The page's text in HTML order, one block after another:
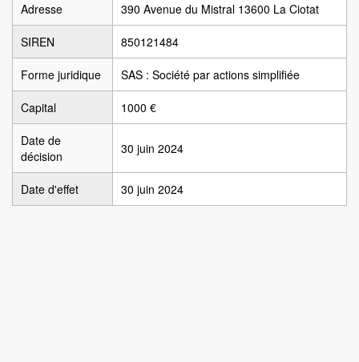
Adresse 390 Avenue du Mistral 13600 La Ciotat
SIREN 850121484
Forme juridique SAS : Société par actions simplifiée
Capital 1000 €
Date de
décision
30 juin 2024
Date d'effet 30 juin 2024